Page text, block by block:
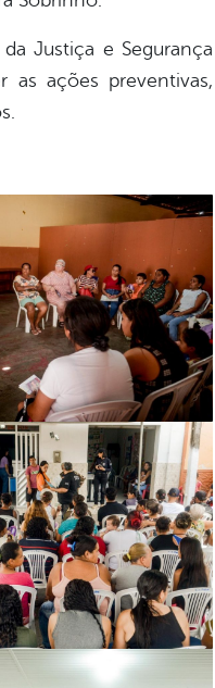
Justiça e Segurança
ações preventivas,